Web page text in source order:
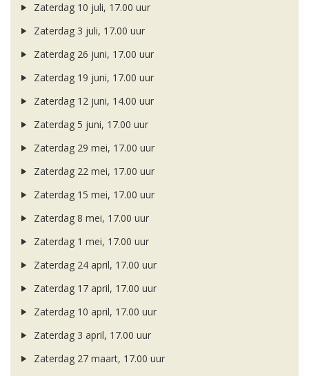
Zaterdag 10 juli, 17.00 uur
Zaterdag 3 juli, 17.00 uur
Zaterdag 26 juni, 17.00 uur
Zaterdag 19 juni, 17.00 uur
Zaterdag 12 juni, 14.00 uur
Zaterdag 5 juni, 17.00 uur
Zaterdag 29 mei, 17.00 uur
Zaterdag 22 mei, 17.00 uur
Zaterdag 15 mei, 17.00 uur
Zaterdag 8 mei, 17.00 uur
Zaterdag 1 mei, 17.00 uur
Zaterdag 24 april, 17.00 uur
Zaterdag 17 april, 17.00 uur
Zaterdag 10 april, 17.00 uur
Zaterdag 3 april, 17.00 uur
Zaterdag 27 maart, 17.00 uur